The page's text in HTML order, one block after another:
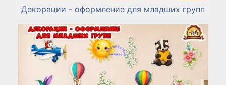
Декорации - оформление для младших групп